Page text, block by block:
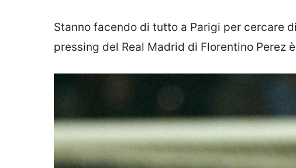
Stanno facendo di tutto a Parigi per cercare
pressing del Real Madrid di Florentino Perez